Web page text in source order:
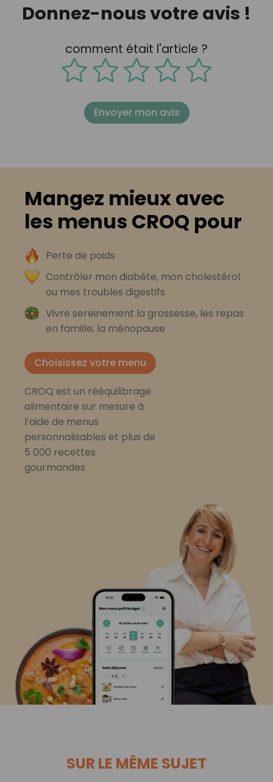
Donnez-nous votre avis !
comment était l'article ?
Envoyer mon avis
Mangez mieux avec
les menus CROQ pour
Perte de poids
Contrôler mon diabète, mon cholestérol
ou mes troubles digestifs
Vivre sereinement la grossesse, les repas
en famille, la ménopause
Choisissez votre menu
CROQ est un rééquilibrage
alimentaire sur mesure à
l’aide de menus
personnalisables et plus de
5 000 recettes
gourmandes
SUR LE MÊME SUJET